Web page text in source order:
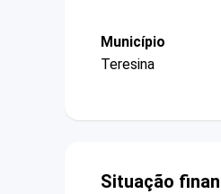
Município
Teresina
Situação